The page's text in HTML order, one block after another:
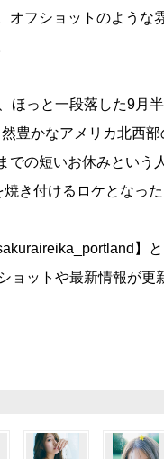
オフショットのような
っと一段落した9月
豊かなアメリカ北西
の短いお休みという
き付けるロケとなった
】
ョットや最新情報が更